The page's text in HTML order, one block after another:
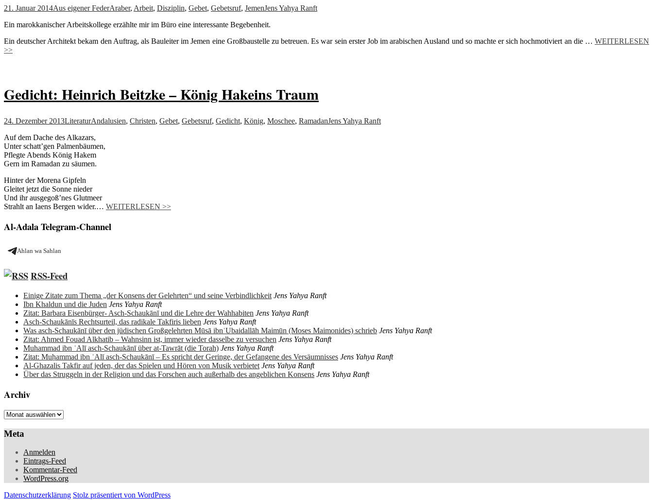
21. Januar 2014Aus eigener FederAraber, Arbeit, Disziplin, Gebet, Gebetsruf, JemenJens Yahya Ranft
Ein marokkanischer Arbeitskollege erzählte mir im Büro eine interessante Begebenheit.
Ein deutscher Architekt bekam den Auftrag, als Bauleiter im Jemen eine Großbaustelle zu betreuen. Es war sein erster Job im arabischen Ausland und so machte er sich hochmotiviert an die … WEITERLESEN
>>
Gedicht: Heinrich Beitzke – König Hakeins Traum
24. Dezember 2013LiteraturAndalusien, Christen, Gebet, Gebetsruf, Gedicht, König, Moschee, RamadanJens Yahya Ranft
Auf dem Dache des Alkazars,
Unter schatt’gen Palmenbäumen,
Pflegte Abends König Hakem
Gern im Ramadan zu säumen.
Hinter der Morena Gipfeln
Gleitet jetzt die Sonne nieder
Und ihr ausgegoß’nes Glutmeer
Strahlt an Iaens Bergen wider.… WEITERLESEN >>
Al-Adala Telegram-Channel
Ahlan wa Sahlan
RSS-Feed
Einige Zitate zum Thema „der Konsens der Gelehrten“ und seine Verbindlichkeit Jens Yahya Ranft
Ibn Khaldun und die Juden Jens Yahya Ranft
Zitat: Barbara Eisenbürger- Asch-Schaukānī und die Lehre der Wahhabiten Jens Yahya Ranft
Asch-Schaukānīs Rechtsurteil, das radikale Takfiris lieben Jens Yahya Ranft
Was asch-Schaukānī über den jüdischen Großgelehrten Mūsā ibnʿUbaidallāh Maimūn (Moses Maimonides) schrieb Jens Yahya Ranft
Zitat: Ahmed Fouad Alkhatib – Wahnsinn ist, immer wieder dasselbe zu versuchen Jens Yahya Ranft
Muhammad ibn ʿAlī asch-Schaukānī über at-Tawrāt (die Torah) Jens Yahya Ranft
Zitat: Muḥammad ibn ʿAlī asch-Schaukānī – Es spricht der Geringe, der Gefangene des Versäumnisses Jens Yahya Ranft
Al-Ghazalis Takfir auf jeden, der das Spielen und Hören von Musik verbietet Jens Yahya Ranft
Über das Struggeln in der Religion und das Forschen auch außerhalb des angeblichen Konsens Jens Yahya Ranft
Archiv
Archiv
Meta
Anmelden
Eintrags-Feed
Kommentar-Feed
WordPress.org
Datenschutzerklärung Stolz präsentiert von WordPress